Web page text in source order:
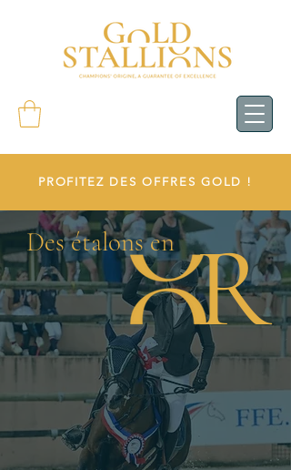
PROFITEZ DES OFFRES GOLD !
Des étalons en R